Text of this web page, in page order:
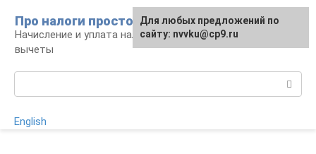
контенту
Про налоги просто
Начисление и уплата налогов, налоговые
вычеты
English
Для любых предложений по
сайту: nvvku@cp9.ru